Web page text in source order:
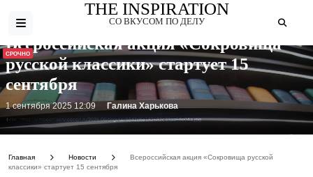
THE INSPIRATION
СО ВКУСОМ ПО ДЕЛУ
СРОЧНО
Фото: https://vmrucdn.servicecdn.ru/2025.06/original/6842d6e182682c33aa58e04a.jpg
Всероссийская акция «Сокровища
русской классики» стартует 15
сентября
1 сентября 2025 12:09 Галина Харькова
Главная Новости
Всероссийская акция «Сокровища русской
классики» стартует 15 сентября